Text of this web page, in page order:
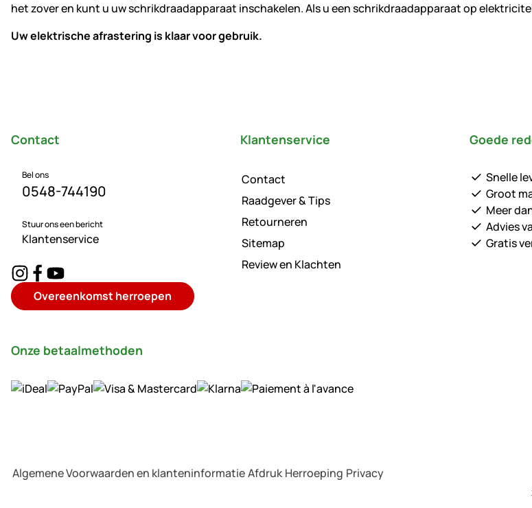
het zover en kunt u uw schrikdraadapparaat inschakelen. Als u een schrikdraadapparaat op
Uw elektrische afrastering is klaar voor gebruik.
Contact
Bel ons
0548-744190
Stuur ons een bericht
Klantenservice
Overeenkomst herroepen
Klantenservice
Contact
Raadgever & Tips
Retourneren
Sitemap
Review en Klachten
Goede
Snelle
Groot
Meer
Advies
Gratis
Onze betaalmethoden
Algemene Voorwaarden en klanteninformatieAfdruk Herroeping Privacy